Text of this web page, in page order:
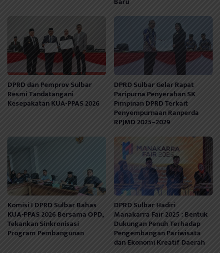
DPRD dan Pemprov Sulbar
Resmi Tandatangani
Kesepakatan KUA-PPAS 2026
DPRD Sulbar Gelar Rapat
Paripurna Penyerahan SK
Pimpinan DPRD Terkait
Penyempurnaan Ranperda
RPJMD 2025–2029
Komisi I DPRD Sulbar Bahas
KUA-PPAS 2026 Bersama OPD,
Tekankan Sinkronisasi
Program Pembangunan
DPRD Sulbar Hadiri
Manakarra Fair 2025 : Bentuk
Dukungan Penuh Terhadap
Pengembangan Pariwisata
dan Ekonomi Kreatif Daerah